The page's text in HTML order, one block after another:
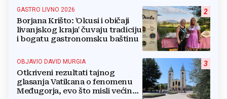
boriti...
2
GASTRO LIVNO 2026
Borjana Krišto: 'Okusi i običaji
livanjskog kraja' čuvaju tradiciju
i bogatu gastronomsku baštinu
3
OBJAVIO DAVID MURGIA
Otkriveni rezultati tajnog
glasanja Vatikana o fenomenu
Međugorja, evo što misli većina